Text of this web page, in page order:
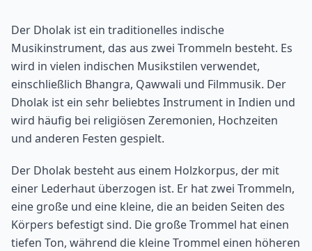
Der Dholak ist ein traditionelles indische
Musikinstrument, das aus zwei Trommeln besteht. Es
wird in vielen indischen Musikstilen verwendet,
einschließlich Bhangra, Qawwali und Filmmusik. Der
Dholak ist ein sehr beliebtes Instrument in Indien und
wird häufig bei religiösen Zeremonien, Hochzeiten
und anderen Festen gespielt.
Der Dholak besteht aus einem Holzkorpus, der mit
einer Lederhaut überzogen ist. Er hat zwei Trommeln,
eine große und eine kleine, die an beiden Seiten des
Körpers befestigt sind. Die große Trommel hat einen
tiefen Ton, während die kleine Trommel einen höheren